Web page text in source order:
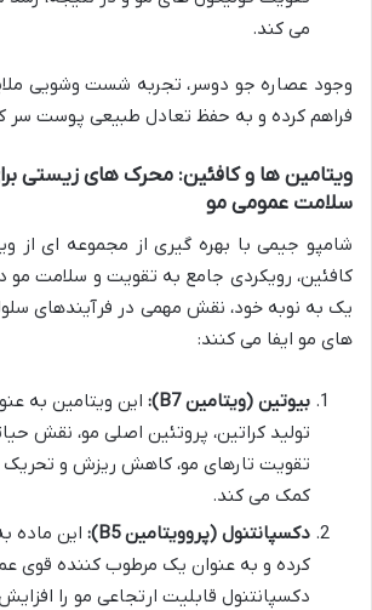
می کند.
وجود عصاره جو دوسر، تجربه شست وشویی
فراهم کرده و به حفظ تعادل طبیعی پوست سر
ویتامین ها و کافئین: محرک های زیستی
سلامت عمومی مو
شامپو جیمی با بهره گیری از مجموعه ای از
کافئین، رویکردی جامع به تقویت و سلامت مو
یک به نوبه خود، نقش مهمی در فرآیندهای
های مو ایفا می کنند:
بیوتین (ویتامین B7):
این ویتامین به
تولید کراتین، پروتئین اصلی مو، نقش
تقویت تارهای مو، کاهش ریزش و
کمک می کند.
دکسپانتنول (پروویتامین B5):
این ماده
کرده و به عنوان یک مرطوب کننده قوی
دکسپانتنول قابلیت ارتجاعی مو را